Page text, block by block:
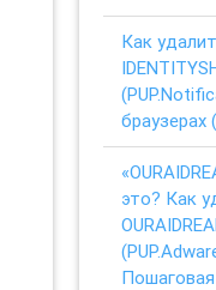
Как
это? Как